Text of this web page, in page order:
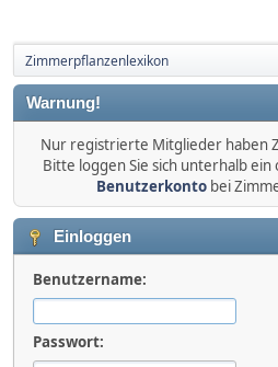
Zimmerpflanzenlexikon
Warnung!
Nur registrierte Mitglieder haben
Bitte loggen Sie sich unterhalb ein
Benutzerkonto bei
Einloggen
Benutzername:
Passwort: